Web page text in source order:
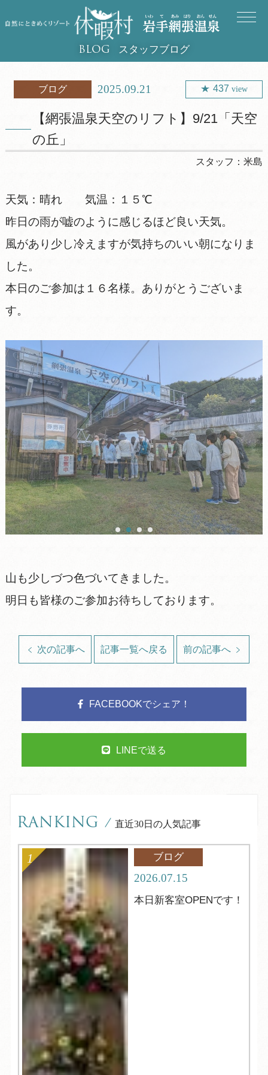
BLOG スタッフブログ
ブログ 2025.09.21 437 view
【網張温泉天空のリフト】9/21「天空
の丘」
スタッフ：米島
天気：晴れ 気温：１５℃
昨日の雨が嘘のように感じるほど良い天気。
風があり少し冷えますが気持ちのいい朝になりま
した。
本日のご参加は１６名様。ありがとうございま
す。
山も少しづつ色づいてきました。
明日も皆様のご参加お待ちしております。
次の記事へ 記事一覧へ戻る 前の記事へ
FACEBOOKでシェア！
LINEで送る
RANKING / 直近30日の人気記事
ブログ
2026.07.15
本日新客室OPENです！